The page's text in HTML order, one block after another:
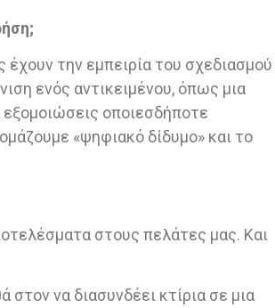
την εμπειρία του σχεδιασμού
ενός αντικειμένου, όπως μια
εξομοιώσεις οποιεσδήποτε
«ψηφιακό δίδυμο» και το
στους πελάτες μας. Και
στον να διασυνδέει κτίρια σε μια